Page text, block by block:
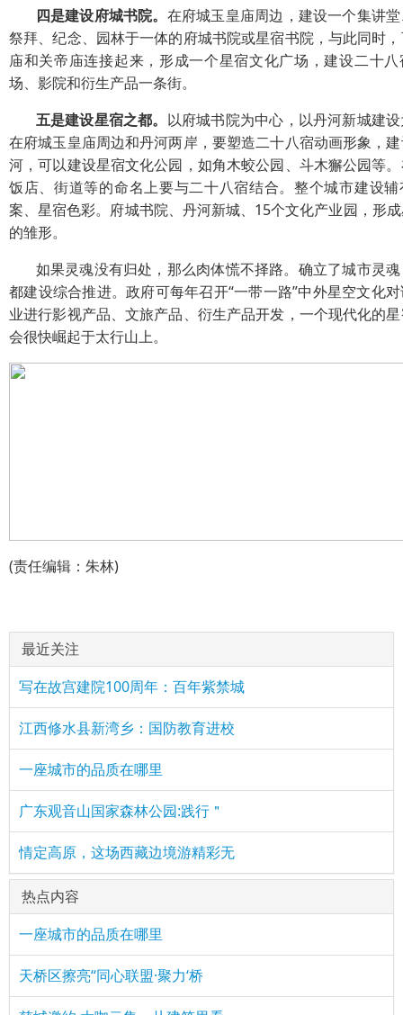
四是建设府城书院。 在府城玉皇庙周边，建设一个集讲
祭拜、纪念、园林于一体的府城书院或星宿书院，与此同时
庙和关帝庙连接起来，形成一个星宿文化广场，建设二十
场、影院和衍生产品一条街。
五是建设星宿之都。 以府城书院为中心，以丹河新城建
在府城玉皇庙周边和丹河两岸，要塑造二十八宿动画形象，
河，可以建设星宿文化公园，如角木蛟公园、斗木獬公园等
饭店、街道等的命名上要与二十八宿结合。整个城市建设
案、星宿色彩。府城书院、丹河新城、15个文化产业园，形
的雏形。
如果灵魂没有归处，那么肉体慌不择路。确立了城市灵魂
都建设综合推进。政府可每年召开“一带一路”中外星空文化
业进行影视产品、文旅产品、衍生产品开发，一个现代化的
会很快崛起于太行山上。
(责任编辑：朱林)
最近关注
写在故宫建院100周年：百年紫禁城
江西修水县新湾乡：国防教育进校
一座城市的品质在哪里
广东观音山国家森林公园:践行＂
情定高原，这场西藏边境游精彩无
热点内容
一座城市的品质在哪里
天桥区擦亮“同心联盟·聚力‘桥